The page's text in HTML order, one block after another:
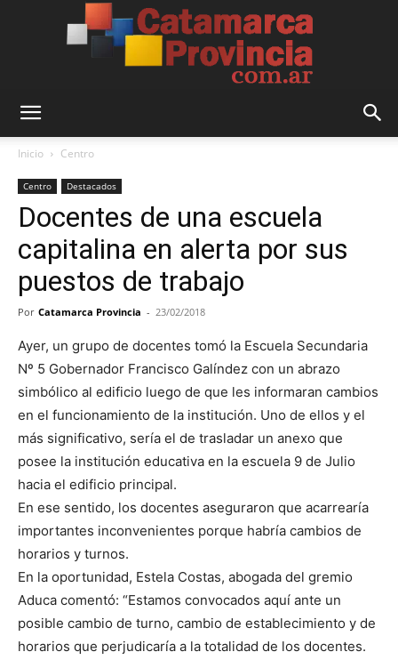
Inicio Centro
Centro Destacados
Docentes de una escuela
capitalina en alerta por sus
puestos de trabajo
Por Catamarca Provincia - 23/02/2018
Ayer, un grupo de docentes tomó la Escuela Secundaria
Nº 5 Gobernador Francisco Galíndez con un abrazo
simbólico al edificio luego de que les informaran cambios
en el funcionamiento de la institución. Uno de ellos y el
más significativo, sería el de trasladar un anexo que
posee la institución educativa en la escuela 9 de Julio
hacia el edificio principal.
En ese sentido, los docentes aseguraron que acarrearía
importantes inconvenientes porque habría cambios de
horarios y turnos.
En la oportunidad, Estela Costas, abogada del gremio
Aduca comentó: “Estamos convocados aquí ante un
posible cambio de turno, cambio de establecimiento y de
horarios que perjudicaría a la totalidad de los docentes.